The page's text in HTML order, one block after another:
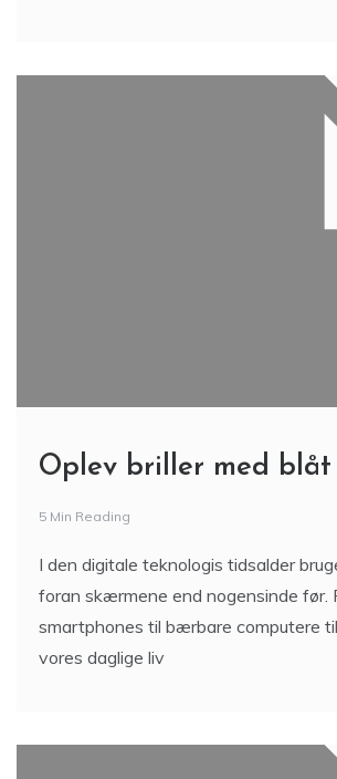
Oplev briller med blåt
5 Min Reading
I den digitale teknologis tidsalder
foran skærmene end nogensinde før.
smartphones til bærbare computere
vores daglige liv